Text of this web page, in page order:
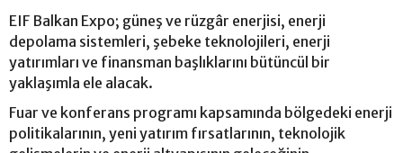
EIF Balkan Expo; güneş ve rüzgâr enerjisi, enerji
depolama sistemleri, şebeke teknolojileri, enerji
yatırımları ve finansman başlıklarını bütüncül bir
yaklaşımla ele alacak.
Fuar ve konferans programı kapsamında bölgedeki enerji
politikalarının, yeni yatırım fırsatlarının, teknolojik